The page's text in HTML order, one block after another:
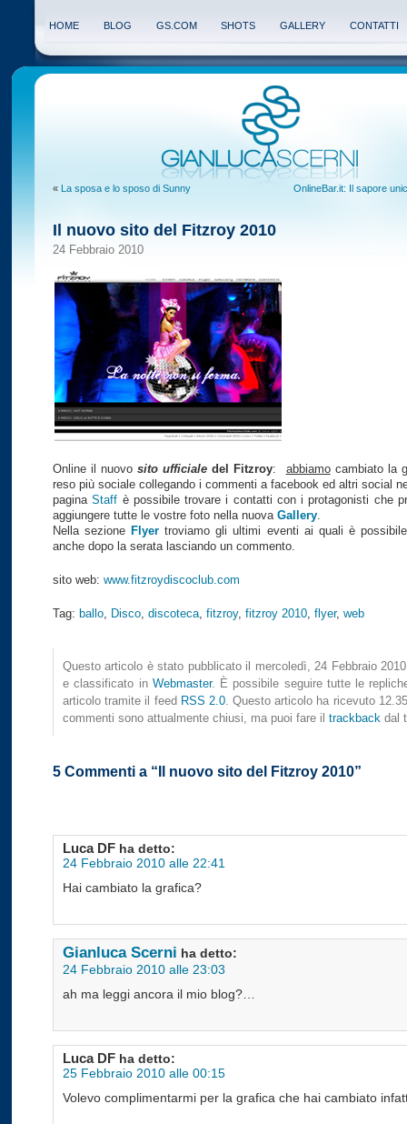
HOME BLOG GS.COM SHOTS GALLERY CONTATTI
« La sposa e lo sposo di Sunny OnlineBar.it: Il sapore
Il nuovo sito del Fitzroy 2010
24 Febbraio 2010
Online il nuovosito ufficiale del Fitzroy: abbiamocambiato la
reso più sociale collegando i commenti a facebook ed altri social
paginaStaff è possibile trovare i contatti con i protagonisti che
aggiungere tutte le vostre foto nella nuova Gallery
Nella sezioneFlyer troviamo gli ultimi eventi ai quali è
anche dopo la serata lasciando un commento.
sito web: www.fitzroydiscoclub.com
Tag: ballo Disco discoteca fitzroy, fitzroy 2010 flyer, web
Questo articolo è stato pubblicato il mercoledì, 24 Febbraio
e classificato in Webmaster. È possibile seguire tutte le
articolo tramite il feed RSS 2.0. Questo articolo ha ricevuto
commenti sono attualmente chiusi, ma puoi fare il trackback dal
5 Commenti a “Il nuovo sito del Fitzroy 2010”
Luca DF ha detto:
24 Febbraio 2010 alle 22:41
Hai cambiato la grafica?
Gianluca Scerni ha detto:
24 Febbraio 2010 alle 23:03
ah ma leggi ancora il mio blog?…
Luca DF ha detto:
25 Febbraio 2010 alle 00:15
Volevo complimentarmi per la grafica che hai cambiato